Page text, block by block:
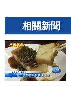
相關新聞